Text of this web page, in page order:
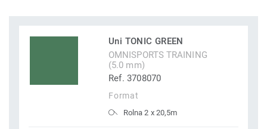
Uni TONIC GREEN
OMNISPORTS TRAINING
(5.0 mm)
Ref. 3708070
Format
Rolna 2 x 20,5m